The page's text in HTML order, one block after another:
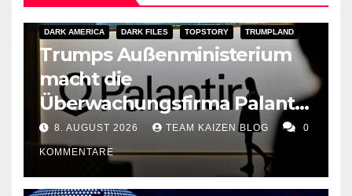
DARK AMERICA DARK FILES TOPSTORY TRUMPLAND
Trumps Außenministerium
macht die
Überwachungsfirma Palantir
zum Berater für
Meinungsfreiheit
8. AUGUST 2026 TEAM KAIZEN BLOG 0
KOMMENTARE